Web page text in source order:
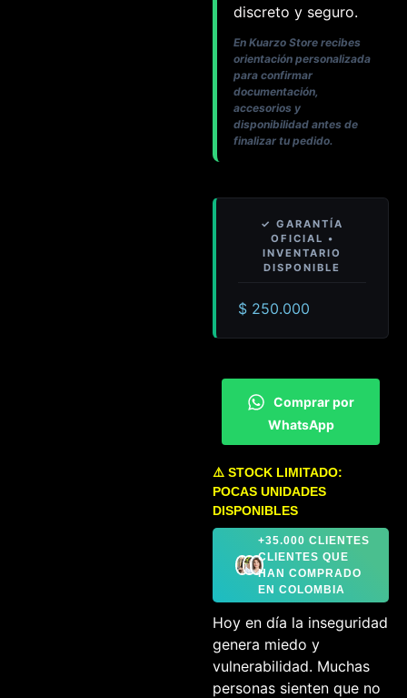
discreto y seguro.
En Kuarzo Store recibes
orientación personalizada
para confirmar
documentación,
accesorios y
disponibilidad antes de
finalizar tu pedido.
$ 250.000
Comprar por
WhatsApp
⚠️ STOCK LIMITADO:
POCAS UNIDADES
DISPONIBLES
+35.000 CLIENTES
CLIENTES QUE
HAN COMPRADO
EN COLOMBIA
Hoy en día la inseguridad
genera miedo y
vulnerabilidad. Muchas
personas sienten que no